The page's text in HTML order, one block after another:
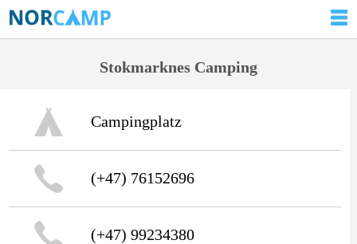
Stokmarknes Camping
Campingplatz
(+47) 76152696
(+47) 99234380